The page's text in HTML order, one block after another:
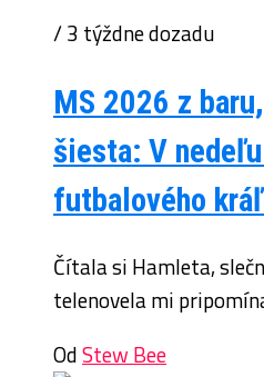
/ 3 týždne dozadu
MS 2026 z
šiesta: V
futbalového
Čítala si Hamleta,
telenovela mi
OdStew Bee